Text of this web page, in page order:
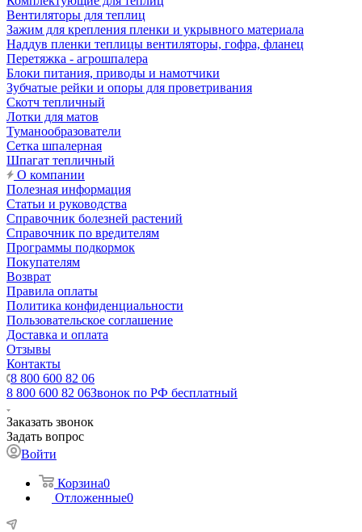
Вентиляторы для теплиц
Зажим для крепления пленки и укрывного материала
Наддув пленки теплицы вентиляторы, гофра, фланец
Перетяжка - агрошпалера
Блоки питания, приводы и намотчики
Зубчатые рейки и опоры для проветривания
Скотч тепличный
Лотки для матов
Туманообразователи
Сетка шпалерная
Шпагат тепличный
О компании
Полезная информация
Статьи и руководства
Справочник болезней растений
Справочник по вредителям
Программы подкормок
Покупателям
Возврат
Правила оплаты
Политика конфиденциальности
Пользовательское соглашение
Доставка и оплата
Отзывы
Контакты
8 800 600 82 06
8 800 600 82 06Звонок по РФ бесплатный
Заказать звонок
Задать вопрос
Войти
Корзина0
Отложенные0